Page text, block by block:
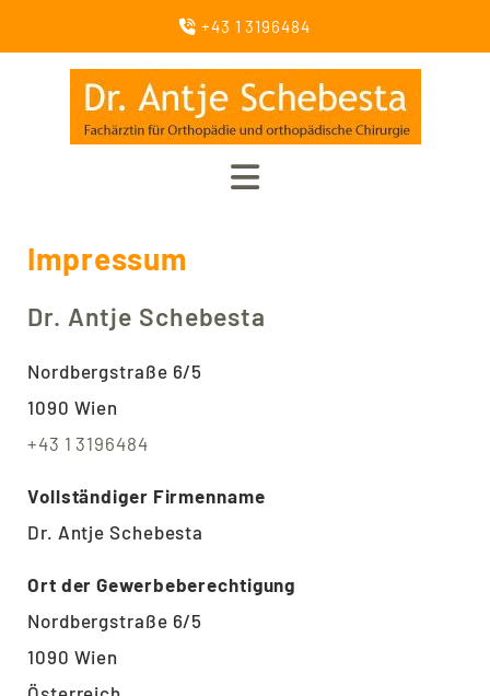
 +43 1 3196484
Impressum
Dr. Antje Schebesta
Nordbergstraße 6/5
1090 Wien
+43 1 3196484
Vollständiger Firmenname
Dr. Antje Schebesta
Ort der Gewerbeberechtigung
Nordbergstraße 6/5
1090 Wien